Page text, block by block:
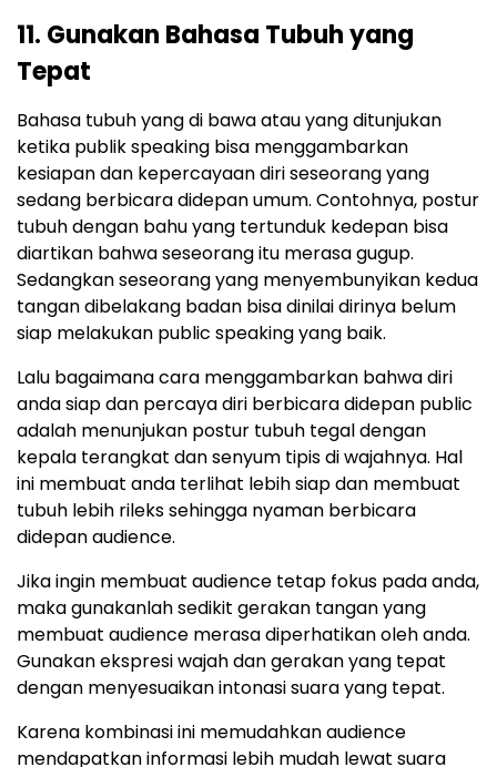
11. Gunakan Bahasa Tubuh yang
Tepat
Bahasa tubuh yang di bawa atau yang ditunjukan
ketika publik speaking bisa menggambarkan
kesiapan dan kepercayaan diri seseorang yang
sedang berbicara didepan umum. Contohnya, postur
tubuh dengan bahu yang tertunduk kedepan bisa
diartikan bahwa seseorang itu merasa gugup.
Sedangkan seseorang yang menyembunyikan kedua
tangan dibelakang badan bisa dinilai dirinya belum
siap melakukan public speaking yang baik.
Lalu bagaimana cara menggambarkan bahwa diri
anda siap dan percaya diri berbicara didepan public
adalah menunjukan postur tubuh tegal dengan
kepala terangkat dan senyum tipis di wajahnya. Hal
ini membuat anda terlihat lebih siap dan membuat
tubuh lebih rileks sehingga nyaman berbicara
didepan audience.
Jika ingin membuat audience tetap fokus pada anda,
maka gunakanlah sedikit gerakan tangan yang
membuat audience merasa diperhatikan oleh anda.
Gunakan ekspresi wajah dan gerakan yang tepat
dengan menyesuaikan intonasi suara yang tepat.
Karena kombinasi ini memudahkan audience
mendapatkan informasi lebih mudah lewat suara